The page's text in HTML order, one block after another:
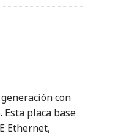
con
Esta placa base
Ethernet,